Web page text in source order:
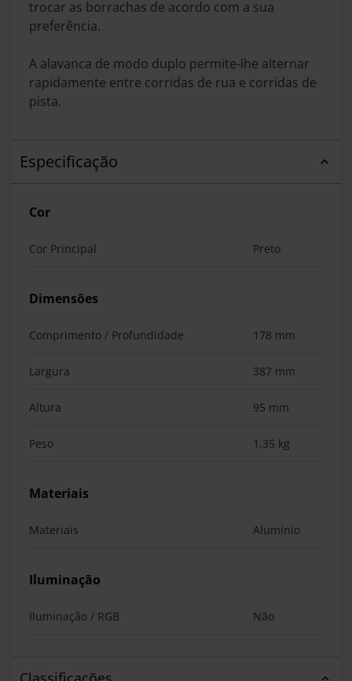
trocar as borrachas de acordo com a sua
preferência.
A alavanca de modo duplo permite-lhe alternar
rapidamente entre corridas de rua e corridas de
pista.
Especificação
Cor
Cor Principal Preto
Dimensões
Comprimento / Profundidade 178 mm
Largura 387 mm
Altura 95 mm
Peso 1,35 kg
Materiais
Materiais Alumínio
Iluminação
Iluminação / RGB Não